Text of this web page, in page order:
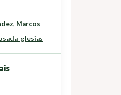
, Marcos
Iglesias